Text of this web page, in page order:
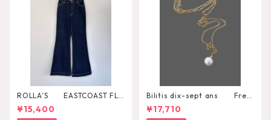
ROLLA’S EASTCOAST FLA
RE AVA
¥15,400
Bilitis dix-sept ans Fres
h Pearl Pendant
¥17,710